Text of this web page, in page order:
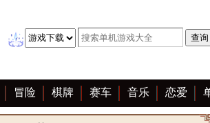
冒险 棋牌 赛车 音乐 恋爱